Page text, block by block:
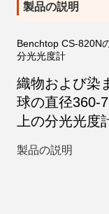
製品の説明
Benchtop CS-820N
分光光度計
織物および染
球の直径360-
上の分光光度
製品の説明